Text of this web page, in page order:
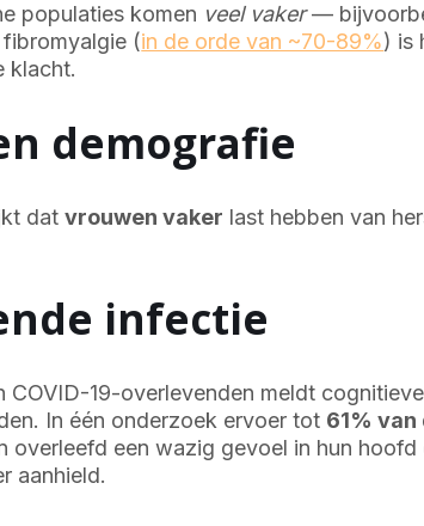
populaties komen veel vaker—
(in de orde van ~70-89%) is
klacht.
demografie
datvrouwen vaker last hebben van
infectie
COVID-19-overlevenden meldt
In één onderzoek ervoer tot 61% van
overleefd een wazig gevoel in hun
aanhield.